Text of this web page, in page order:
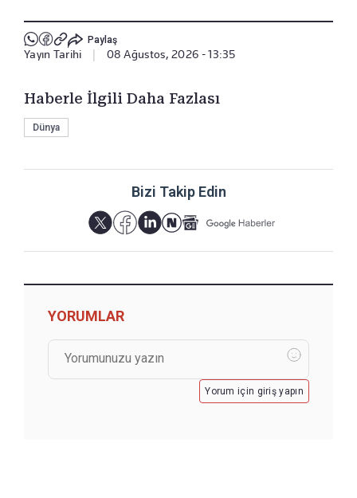
Paylaş
Yayın Tarihi 08 Ağustos, 2026 - 13:35
Haberle İlgili Daha Fazlası
Dünya
Bizi Takip Edin
YORUMLAR
Yorum için giriş yapın